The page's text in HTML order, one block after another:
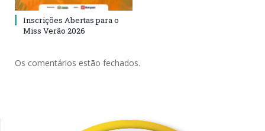
Inscrições Abertas para o
Miss Verão 2026
Os comentários estão fechados.